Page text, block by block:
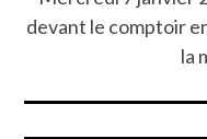
devant le comptoir
la